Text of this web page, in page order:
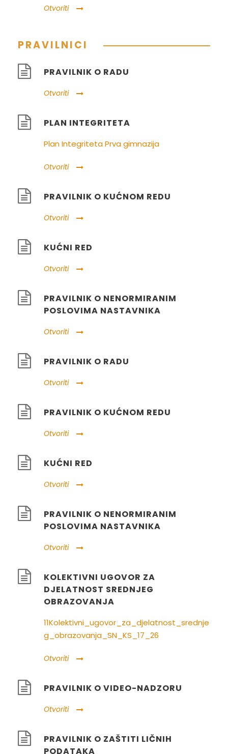
Otvoriti
PRAVILNICI
PRAVILNIK O RADU
Otvoriti
PLAN INTEGRITETA
Plan Integriteta Prva gimnazija
Otvoriti
PRAVILNIK O KUĆNOM REDU
Otvoriti
KUĆNI RED
Otvoriti
PRAVILNIK O NENORMIRANIM
POSLOVIMA NASTAVNIKA
Otvoriti
PRAVILNIK O RADU
Otvoriti
PRAVILNIK O KUĆNOM REDU
Otvoriti
KUĆNI RED
Otvoriti
PRAVILNIK O NENORMIRANIM
POSLOVIMA NASTAVNIKA
Otvoriti
KOLEKTIVNI UGOVOR ZA
DJELATNOST SREDNJEG
OBRAZOVANJA
11Kolektivni_ugovor_za_djelatnost_srednje
g_obrazovanja_SN_KS_17_26
Otvoriti
PRAVILNIK O VIDEO-NADZORU
Otvoriti
PRAVILNIK O ZAŠTITI LIČNIH
PODATAKA